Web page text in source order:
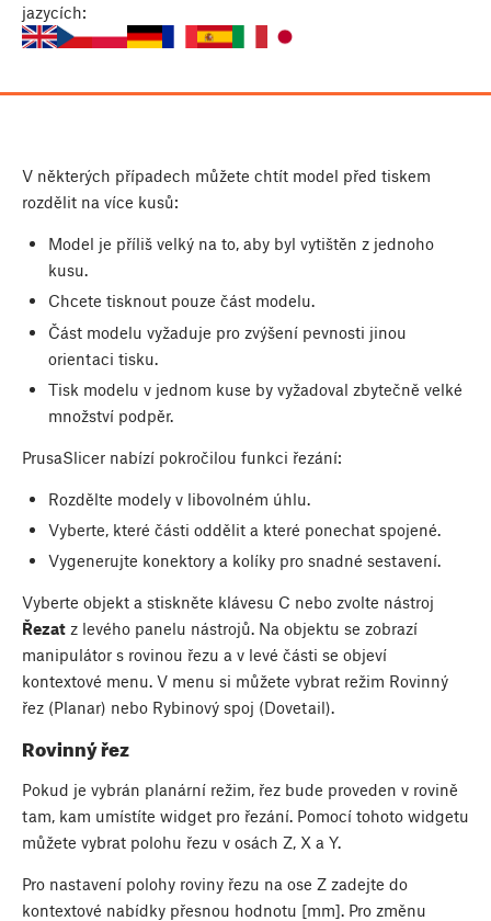
jazycích:
V některých případech můžete chtít model před tiskem
rozdělit na více kusů:
Model je příliš velký na to, aby byl vytištěn z jednoho
kusu.
Chcete tisknout pouze část modelu.
Část modelu vyžaduje pro zvýšení pevnosti jinou
orientaci tisku.
Tisk modelu v jednom kuse by vyžadoval zbytečně velké
množství podpěr.
PrusaSlicer nabízí pokročilou funkci řezání:
Rozdělte modely v libovolném úhlu.
Vyberte, které části oddělit a které ponechat spojené.
Vygenerujte konektory a kolíky pro snadné sestavení.
Vyberte objekt a stiskněte klávesu C nebo zvolte nástroj
Řezat z levého panelu nástrojů. Na objektu se zobrazí
manipulátor s rovinou řezu a v levé části se objeví
kontextové menu. V menu si můžete vybrat režim Rovinný
řez (Planar) nebo Rybinový spoj (Dovetail).
Rovinný řez
Pokud je vybrán planární režim, řez bude proveden v rovině
tam, kam umístíte widget pro řezání. Pomocí tohoto widgetu
můžete vybrat polohu řezu v osách Z, X a Y.
Pro nastavení polohy roviny řezu na ose Z zadejte do
kontextové nabídky přesnou hodnotu [mm]. Pro změnu